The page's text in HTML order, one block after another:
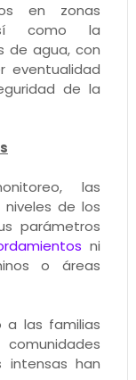
en zonas
como la
de agua, con
eventualidad
de la
las
de los
parámetros
ni
o áreas
a las familias
intensas han